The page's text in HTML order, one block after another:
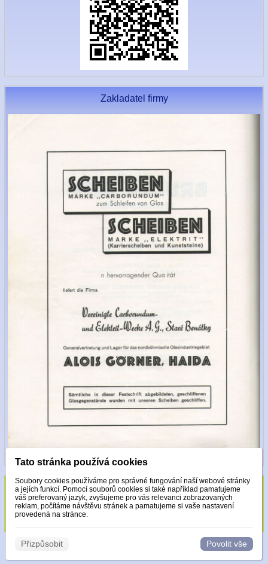
Zakladatel firmy
Sklo zdobeno pouze krystaly Made with
Swarovski.
© 2026 WEXBO | www.wexbo.com
Tato stránka používá cookies
Soubory cookies používáme pro správné fungování naší webové stránky
a jejích funkcí. Pomocí souborů cookies si také například pamatujeme
váš preferovaný jazyk, zvyšujeme pro vás relevanci zobrazovaných
reklam, počítáme návštěvu stránek a pamatujeme si vaše nastavení
provedená na stránce.
Přizpůsobit Povolit vše